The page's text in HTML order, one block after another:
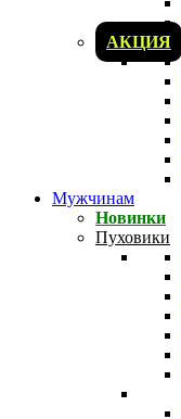
АКЦИЯ
Мужчинам
Новинки
Пуховики